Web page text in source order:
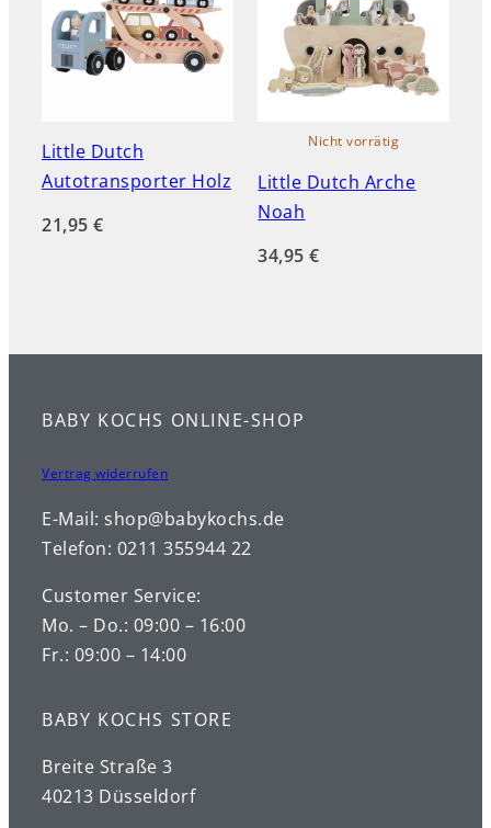
Little Dutch
Autotransporter Holz
21,95 €
Nicht vorrätig
Little Dutch Arche
Noah
34,95€
BABY KOCHS STORE
Breite Straße 3
40213 Düsseldorf
BABY KOCHS ONLINE-SHOP
Vertrag widerrufen
E-Mail: shop@babykochs.de
Telefon: 0211 355944 22
Customer Service:
Mo. – Do.: 09:00 – 16:00
Fr.: 09:00 – 14:00